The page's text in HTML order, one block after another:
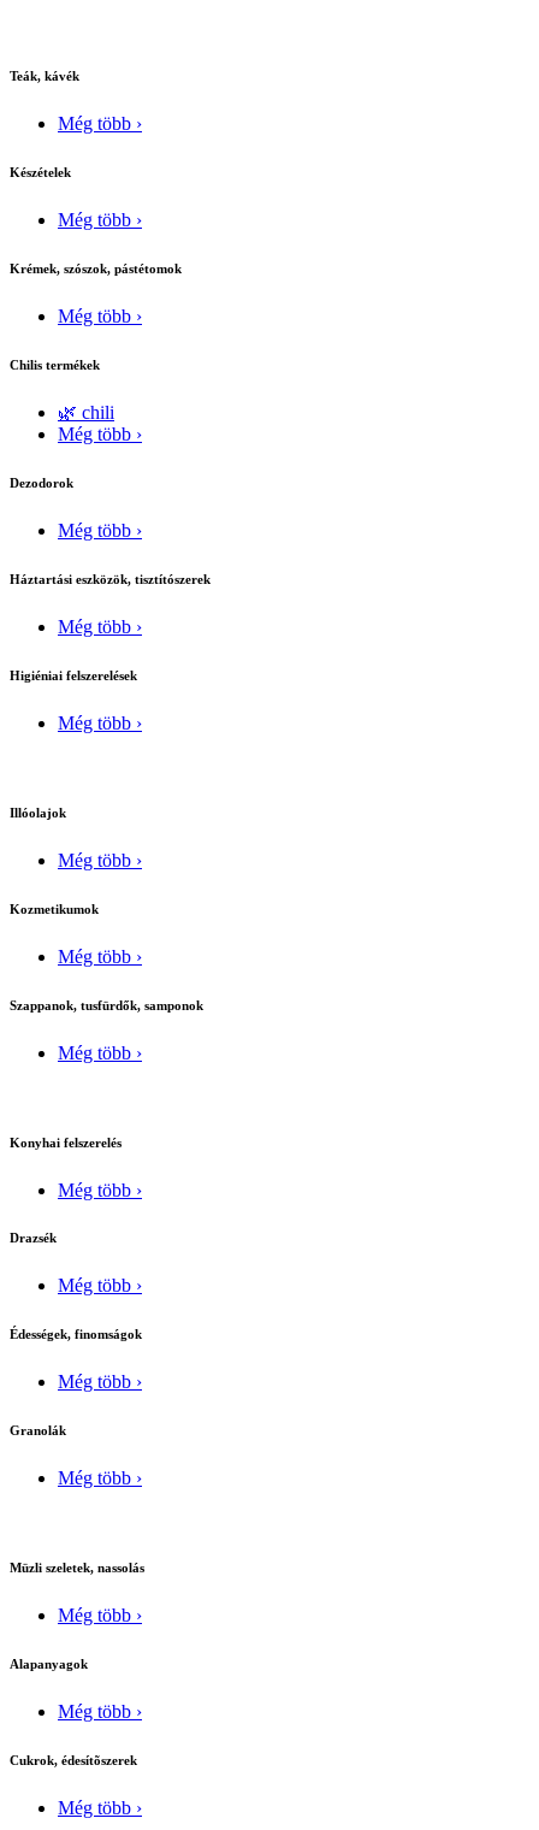
Teák, kávék
Még több ›
Készételek
Még több ›
Krémek, szószok, pástétomok
Még több ›
Chilis termékek
🌿 chili
Még több ›
Dezodorok
Még több ›
Háztartási eszközök, tisztítószerek
Még több ›
Higiéniai felszerelések
Még több ›
Illóolajok
Még több ›
Kozmetikumok
Még több ›
Szappanok, tusfürdők, samponok
Még több ›
Konyhai felszerelés
Még több ›
Drazsék
Még több ›
Édességek, finomságok
Még több ›
Granolák
Még több ›
Müzli szeletek, nassolás
Még több ›
Alapanyagok
Még több ›
Cukrok, édesítõszerek
Még több ›